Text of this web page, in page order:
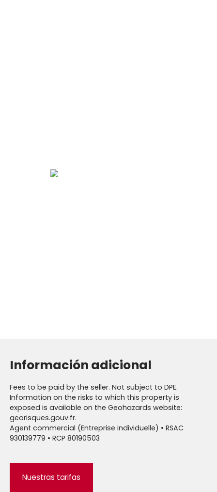
Información adicional
Fees to be paid by the seller. Not subject to DPE.
Information on the risks to which this property is
exposed is available on the Geohazards website:
georisques.gouv.fr.
Agent commercial (Entreprise individuelle) • RSAC
930139779 • RCP 80190503
Nuestras tarifas